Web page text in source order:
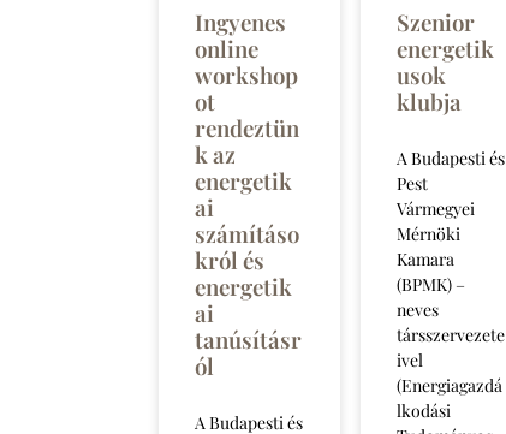
Ingyenes
online
workshop
ot
rendeztün
k az
energetik
ai
számításo
król és
energetik
ai
tanúsításr
ól
A Budapesti és
Szenior
energetik
usok
klubja
A Budapesti és
Pest
Vármegyei
Mérnöki
Kamara
(BPMK) –
neves
társszervezete
ivel
(Energiagazdá
lkodási